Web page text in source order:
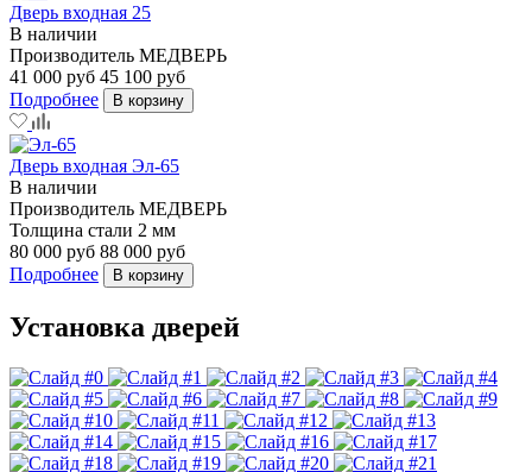
Дверь входная 25
В наличии
Производитель МЕДВЕРЬ
41 000 руб 45 100 руб
Подробнее
В корзину
Дверь входная Эл-65
В наличии
Производитель МЕДВЕРЬ
Толщина стали 2 мм
80 000 руб 88 000 руб
Подробнее
В корзину
Установка дверей